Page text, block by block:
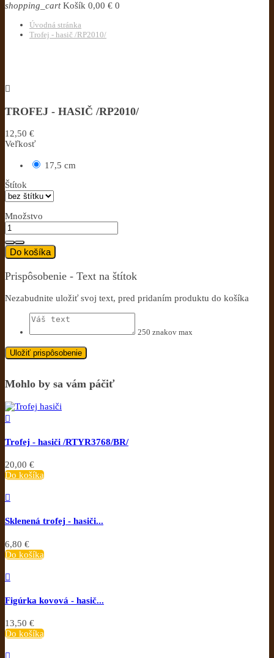
shopping_cart Košík 0,00 € 0
Úvodná stránka
Trofej - hasič /RP2010/

TROFEJ - HASIČ /RP2010/
12,50 €
Veľkosť
17,5 cm
Štítok
Množstvo
Do košíka
Prispôsobenie - Text na štítok
Nezabudnite uložiť svoj text, pred pridaním produktu do košíka
250 znakov max
Uložiť prispôsobenie
Mohlo by sa vám páčiť

Trofej - hasiči /RTYR3768/BR/
20,00 €
Do košíka

Sklenená trofej - hasiči...
6,80 €
Do košíka

Figúrka kovová - hasič...
13,50 €
Do košíka